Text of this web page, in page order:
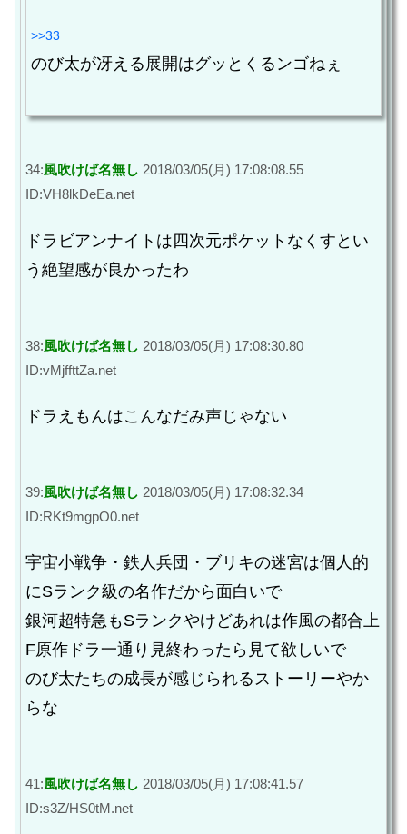
>>33
のび太が冴える展開はグッとくるンゴねぇ
34:風吹けば名無し 2018/03/05(月) 17:08:08.55
ID:VH8lkDeEa.net
ドラビアンナイトは四次元ポケットなくすとい
う絶望感が良かったわ
38:風吹けば名無し 2018/03/05(月) 17:08:30.80
ID:vMjffttZa.net
ドラえもんはこんなだみ声じゃない
39:風吹けば名無し 2018/03/05(月) 17:08:32.34
ID:RKt9mgpO0.net
宇宙小戦争・鉄人兵団・ブリキの迷宮は個人的
にSランク級の名作だから面白いで
銀河超特急もSランクやけどあれは作風の都合上
F原作ドラ一通り見終わったら見て欲しいで
のび太たちの成長が感じられるストーリーやか
らな
41:風吹けば名無し 2018/03/05(月) 17:08:41.57
ID:s3Z/HS0tM.net